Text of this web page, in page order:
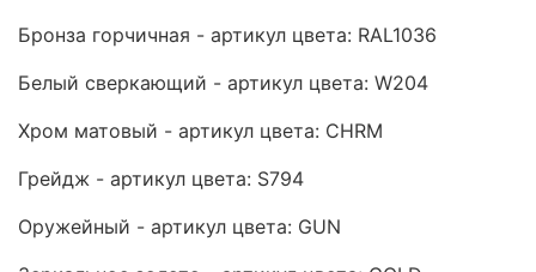
Бронза горчичная - артикул цвета: RAL1036
Белый сверкающий - артикул цвета: W204
Хром матовый - артикул цвета: CHRM
Грейдж - артикул цвета: S794
Оружейный - артикул цвета: GUN